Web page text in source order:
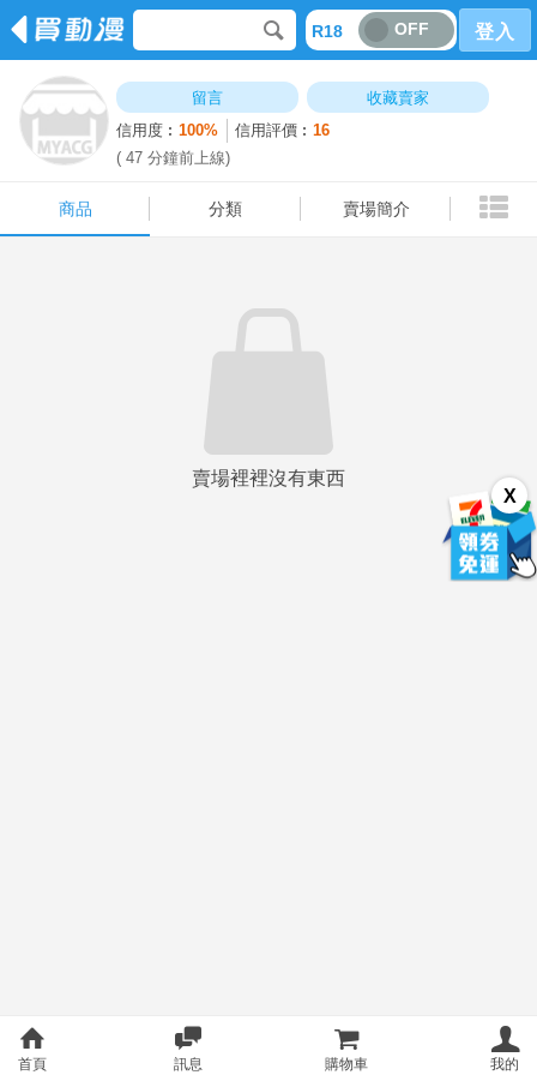
R18 OFF 登入
留言
收藏賣家
信用度︰100% 信用評價︰16
( 47 分鐘前上線)
商品 分類 賣場簡介
X
賣場裡裡沒有東西
商品 分類 賣場簡介
首頁 訊息 購物車 我的